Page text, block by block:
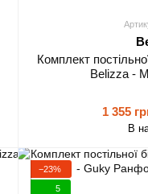
Комплект
Belizza -
1 355
В
−23%
5